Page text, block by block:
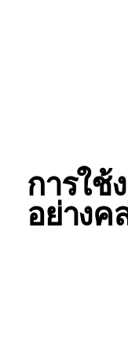
การใช้
อย่างค